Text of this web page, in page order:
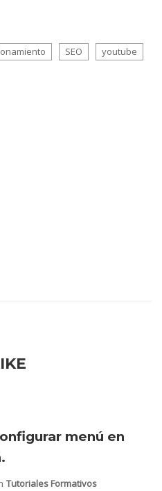
SEO youtube
menú en
Tutoriales Formativos